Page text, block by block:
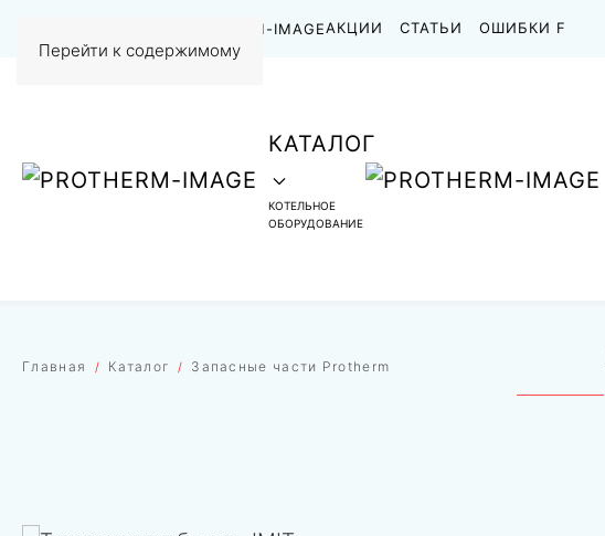
Перейти к содержимому
АКЦИИ СТАТЬИ ОШИБКИ F
КАТАЛОГ
КОТЕЛЬНОЕ
ОБОРУДОВАНИЕ
Главная Каталог Запасные части Protherm